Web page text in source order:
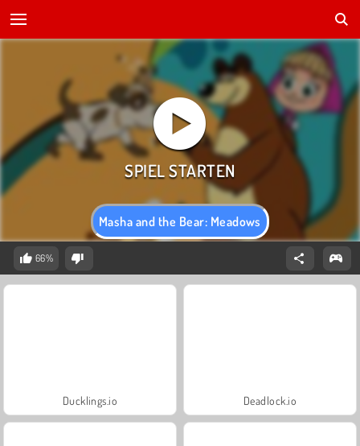
Masha and the Bear: Meadows
66%
Ducklings.io Deadlock.io